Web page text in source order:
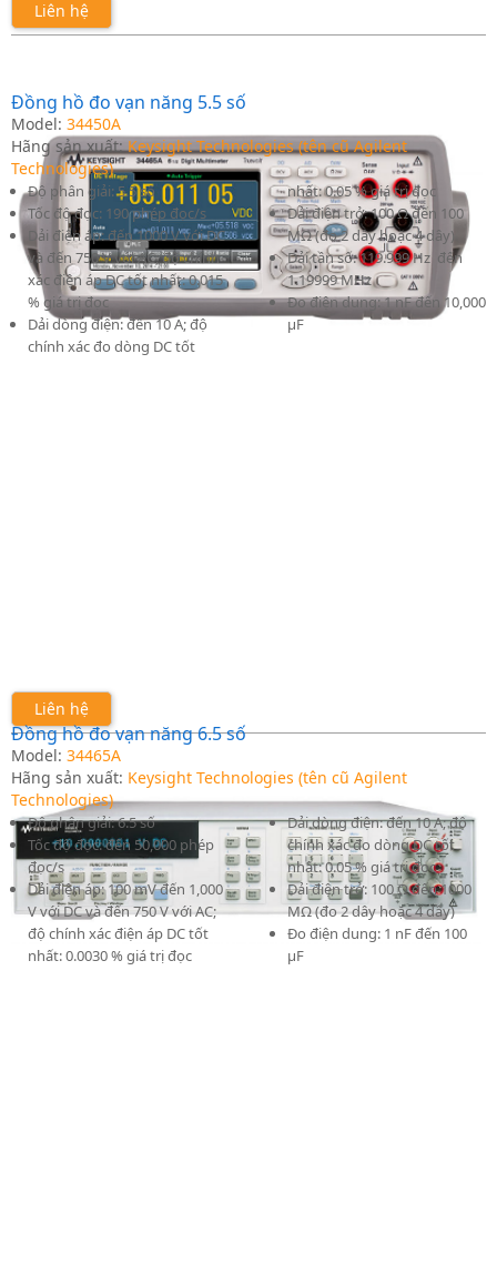
Liên hệ
Đồng hồ đo vạn năng 5.5 số
Model: 34450A
Hãng sản xuất:Keysight Technologies (tên cũ Agilent
Technologies)
Độ phân giải: 5.5 số
Tốc độ đọc: 190 phép đọc/s
Dải điện áp: đến 1000 V với DC
và đến 750 V với AC; độ chính
xác điện áp DC tốt nhất: 0.015
% giá trị đọc
Dải dòng điện: đến 10 A; độ
chính xác đo dòng DC tốt
nhất: 0.05 % giá trị đọc
Dải điện trở: 100 Ω đến 100
MΩ (đo 2 dây hoặc 4 dây)
Dải tần số: 119.999 Hz đến
1.19999 MHz
Đo điện dung: 1 nF đến 10,000
μF
Liên hệ
Đồng hồ đo vạn năng 6.5 số
Model: 34465A
Hãng sản xuất: Keysight Technologies (tên cũ Agilent
Technologies)
Độ phân giải: 6.5 số
Tốc độ đọc: đến 50,000 phép
đọc/s
Dải điện áp: 100 mV đến 1,000
V với DC và đến 750 V với AC;
độ chính xác điện áp DC tốt
nhất: 0.0030 % giá trị đọc
Dải dòng điện: đến 10 A; độ
chính xác đo dòng DC tốt
nhất: 0.05 % giá trị đọc
Dải điện trở: 100 Ω đến 1000
MΩ (đo 2 dây hoặc 4 dây)
Đo điện dung: 1 nF đến 100
µF